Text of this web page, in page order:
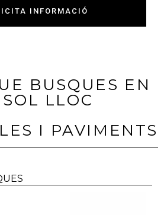
INFORMACIÓ
BUSQUES EN
LLOC
I PAVIMENTS